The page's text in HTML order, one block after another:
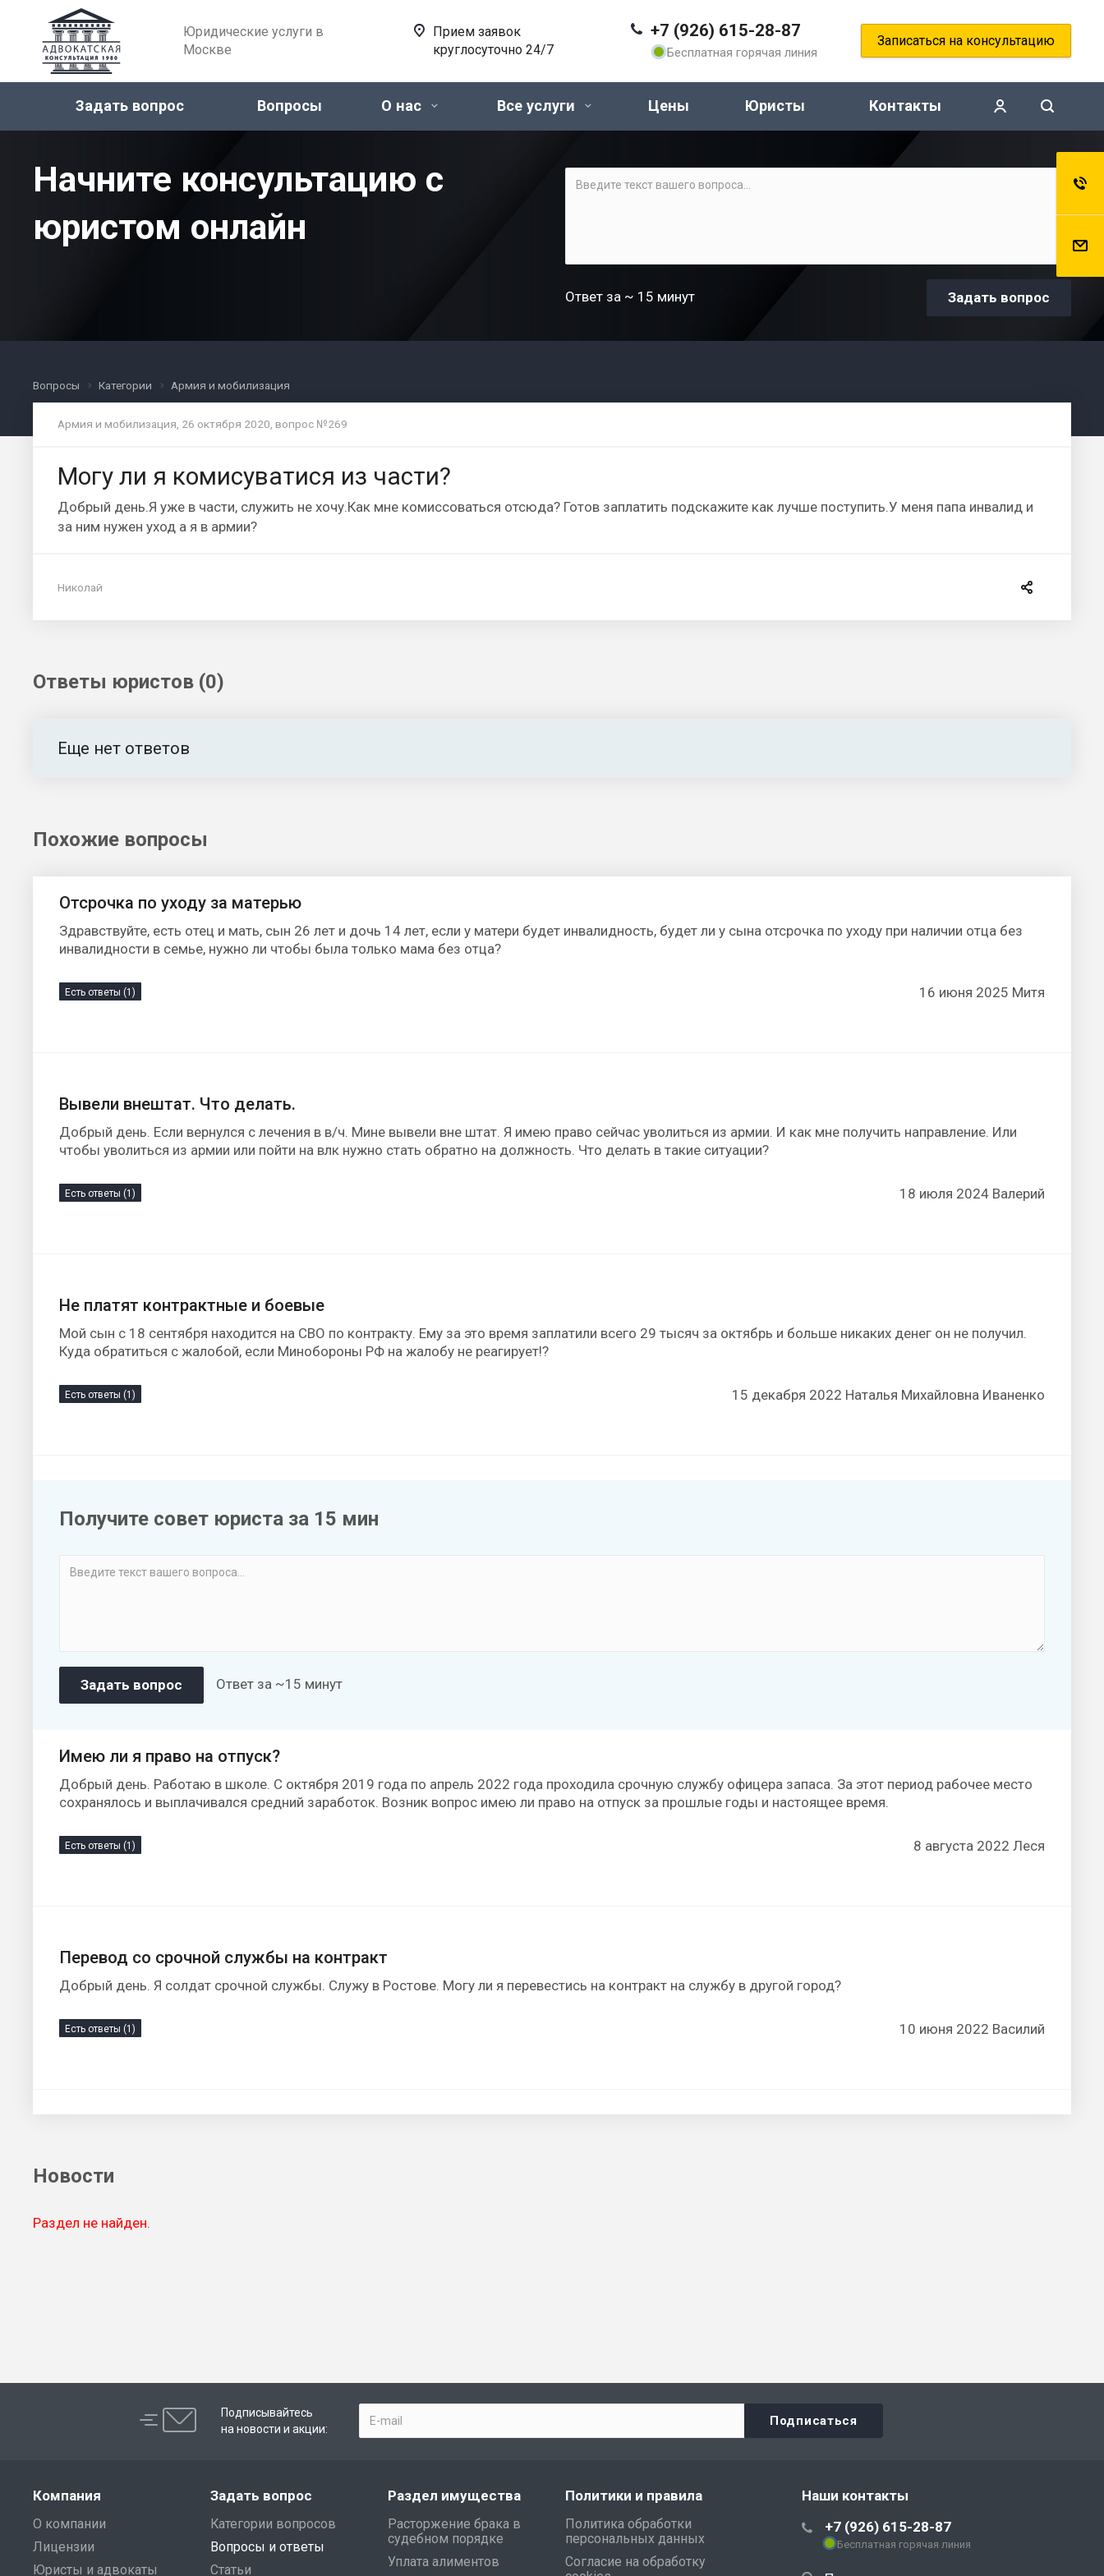
Юридические услуги в
Москве
+7 (926) 615-28-87
Бесплатная горячая линия
Записаться на консультацию
Прием заявок
круглосуточно 24/7
Задать вопрос Вопросы О нас Все услуги Цены Юристы Контакты
Начните консультацию с
юристом онлайн
Ответ за ~ 15 минут
Вопросы Категории Армия и мобилизация
Армия и мобилизация, 26 октября 2020, вопрос №269
Могу ли я комисуватися из части?
Добрый день.Я уже в части, служить не хочу.Как мне комиссоваться отсюда? Готов заплатить подскажите как лучше поступить.У меня папа инвалид и
за ним нужен уход а я в армии?
Николай
Ответы юристов (0)
Еще нет ответов
Похожие вопросы
Отсрочка по уходу за матерью
Здравствуйте, есть отец и мать, сын 26 лет и дочь 14 лет, если у матери будет инвалидность, будет ли у сына отсрочка по уходу при наличии отца без
инвалидности в семье, нужно ли чтобы была только мама без отца?
Есть ответы (1) 16 июня 2025 Митя
Вывели внештат. Что делать.
Добрый день. Если вернулся с лечения в в/ч. Мине вывели вне штат. Я имею право сейчас уволиться из армии. И как мне получить направление. Или
чтобы уволиться из армии или пойти на влк нужно стать обратно на должность. Что делать в такие ситуации?
Есть ответы (1) 18 июля 2024 Валерий
Не платят контрактные и боевые
Мой сын с 18 сентября находится на СВО по контракту. Ему за это время заплатили всего 29 тысяч за октябрь и больше никаких денег он не получил.
Куда обратиться с жалобой, если Минобороны РФ на жалобу не реагирует!?
Есть ответы (1) 15 декабря 2022 Наталья Михайловна Иваненко
Получите совет юриста за 15 мин
Ответ за ~15 минут
Имею ли я право на отпуск?
Добрый день. Работаю в школе. С октября 2019 года по апрель 2022 года проходила срочную службу офицера запаса. За этот период рабочее место
сохранялось и выплачивался средний заработок. Возник вопрос имею ли право на отпуск за прошлые годы и настоящее время.
Есть ответы (1) 8 августа 2022 Леся
Перевод со срочной службы на контракт
Добрый день. Я солдат срочной службы. Служу в Ростове. Могу ли я перевестись на контракт на службу в другой город?
Есть ответы (1) 10 июня 2022 Василий
Новости
Раздел не найден.
Подписывайтесь
на новости и акции:
Компания
О компании
Лицензии
Юристы и адвокаты
Задать вопрос
Категории вопросов
Вопросы и ответы
Статьи
Раздел имущества
Расторжение брака в
судебном порядке
Уплата алиментов
Политики и правила
Политика обработки
персональных данных
Согласие на обработку
Наши контакты
+7 (926) 615-28-87
Бесплатная горячая линия